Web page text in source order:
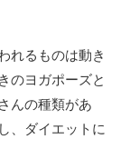
れるものは動き
のヨガポーズと
んの種類があ
、ダイエットに